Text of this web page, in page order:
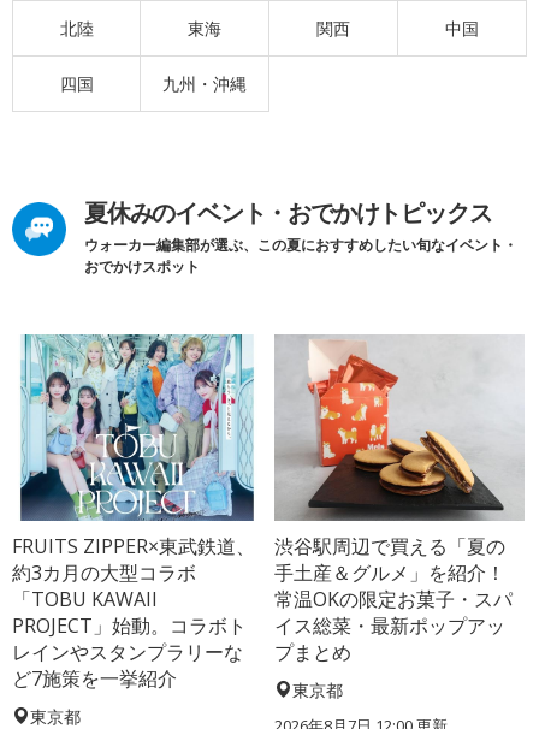
北陸 東海 関西 中国
四国 九州・沖縄
夏休みのイベント・おでかけトピックス
ウォーカー編集部が選ぶ、この夏におすすめしたい旬なイベント・
おでかけスポット
FRUITS ZIPPER×東武鉄道、
約3カ月の大型コラボ
「TOBU KAWAII
PROJECT」始動。コラボト
レインやスタンプラリーな
ど7施策を一挙紹介
東京都
渋谷駅周辺で買える「夏の
手土産＆グルメ」を紹介！
常温OKの限定お菓子・スパ
イス総菜・最新ポップアッ
プまとめ
東京都